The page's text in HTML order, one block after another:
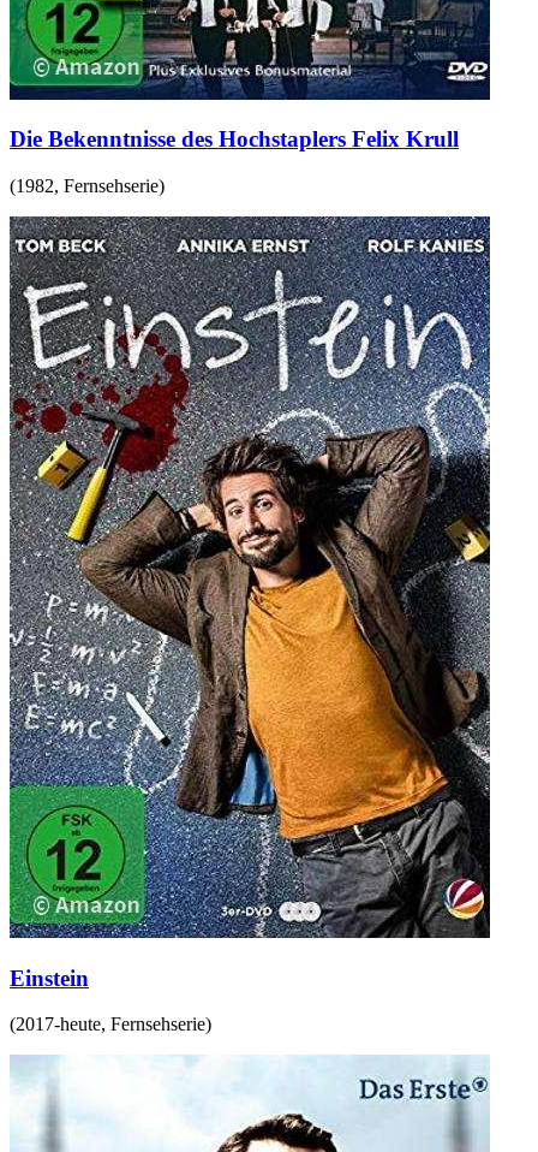
Die Bekenntnisse des Hochstaplers Felix Krull
(1982, Fernsehserie)
Einstein
(2017-heute, Fernsehserie)